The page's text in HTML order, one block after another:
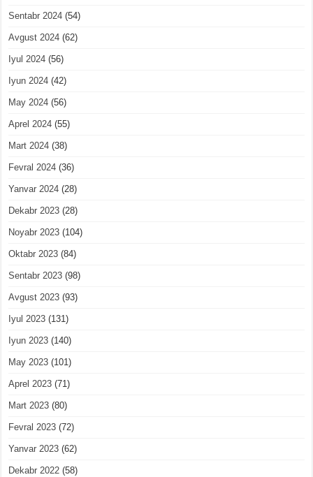
Sentabr 2024 (54)
Avgust 2024 (62)
Iyul 2024 (56)
Iyun 2024 (42)
May 2024 (56)
Aprel 2024 (55)
Mart 2024 (38)
Fevral 2024 (36)
Yanvar 2024 (28)
Dekabr 2023 (28)
Noyabr 2023 (104)
Oktabr 2023 (84)
Sentabr 2023 (98)
Avgust 2023 (93)
Iyul 2023 (131)
Iyun 2023 (140)
May 2023 (101)
Aprel 2023 (71)
Mart 2023 (80)
Fevral 2023 (72)
Yanvar 2023 (62)
Dekabr 2022 (58)